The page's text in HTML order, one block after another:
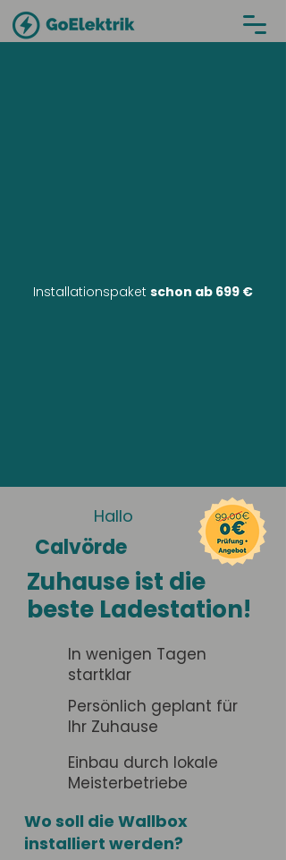
Installationspaket schon ab 699 €
Hallo
Calvörde
Zuhause ist die
beste Ladestation!
In wenigen Tagen
startklar
Persönlich geplant für
Ihr Zuhause
Einbau durch lokale
Meisterbetriebe
Wo soll die Wallbox
installiert werden?